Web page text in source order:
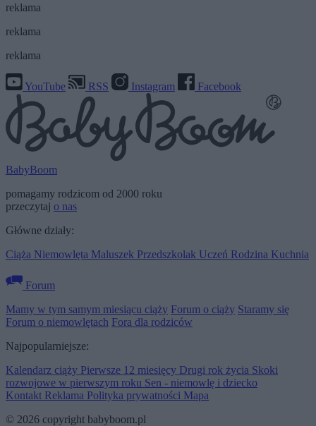
reklama
reklama
reklama
YouTube RSS Instagram Facebook
BabyBoom
pomagamy rodzicom od 2000 roku
przeczytaj o nas
Główne działy:
Ciąża Niemowlęta Maluszek Przedszkolak Uczeń Rodzina Kuchnia
Forum
Mamy w tym samym miesiącu ciąży Forum o ciąży Staramy się
Forum o niemowlętach Fora dla rodziców
Najpopularniejsze:
Kalendarz ciąży Pierwsze 12 miesięcy Drugi rok życia Skoki
rozwojowe w pierwszym roku Sen - niemowlę i dziecko
Kontakt Reklama Polityka prywatności Mapa
© 2026 copyright babyboom.pl